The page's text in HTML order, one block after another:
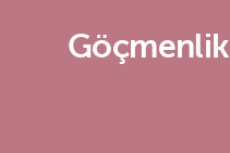
Göçmenlik